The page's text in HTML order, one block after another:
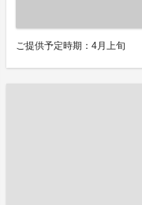
ご提供予定時期：4月上旬